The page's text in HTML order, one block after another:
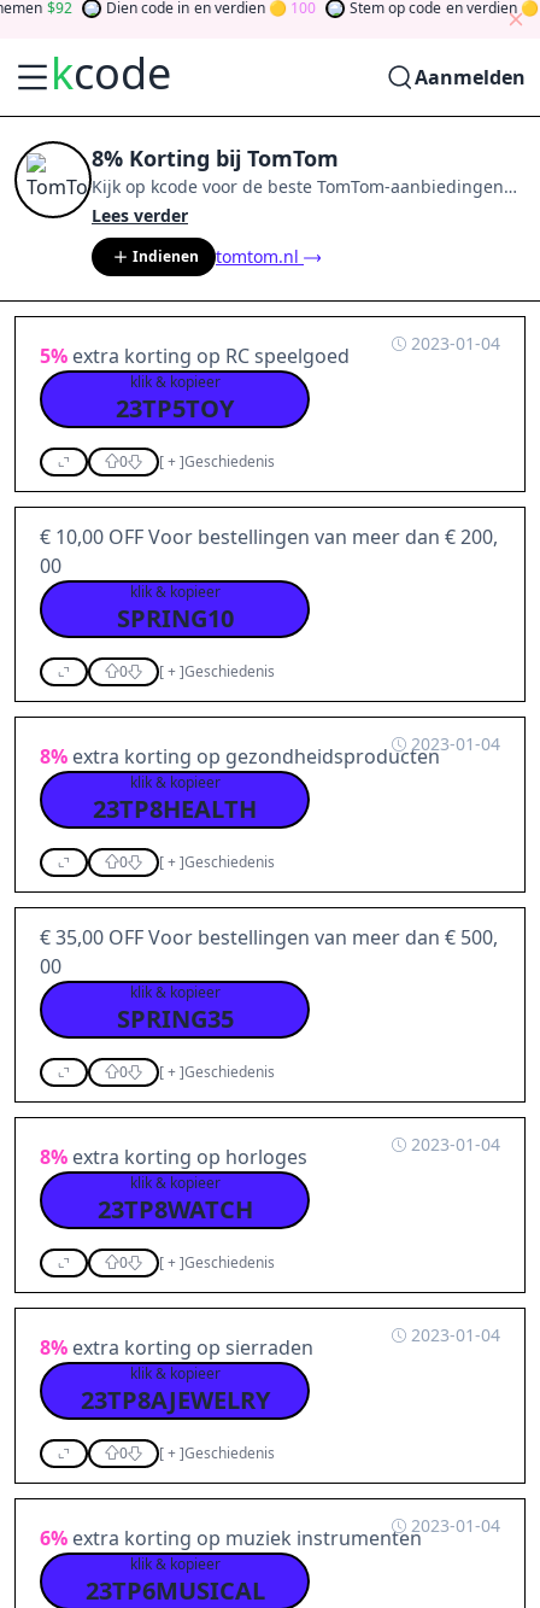
92 Dien code in en verdien 100 Stem op code en verdien 0
kcode Aanmelden
8% Korting bij TomTom
Kijk op kcode voor de beste TomTom-aanbiedingen
vanaug 2026
tokens door bij te dragen via stemmen, testen, delen
en meer. Drehen Sie den Glücksklee
Sie Geld
Lees verder
Indienen tomtom.nl
2023-01-04
5% extra korting op RC speelgoed
klik & kopieer
23TP5TOY
0 [+]Geschiedenis
€ 10,00 OFF Voor bestellingen van meer dan € 200,
00
klik & kopieer
SPRING10
0 [+]Geschiedenis
2023-01-04
8% extra korting op gezondheidsproducten
klik & kopieer
23TP8HEALTH
0 [+]Geschiedenis
€ 35,00 OFF Voor bestellingen van meer dan € 500,
00
klik & kopieer
SPRING35
0 [+]Geschiedenis
2023-01-04
8% extra korting op horloges
klik & kopieer
23TP8WATCH
0 [+]Geschiedenis
2023-01-04
8% extra korting op sierraden
klik & kopieer
23TP8AJEWELRY
0 [+]Geschiedenis
2023-01-04
6% extra korting op muziek instrumenten
klik & kopieer
23TP6MUSICAL